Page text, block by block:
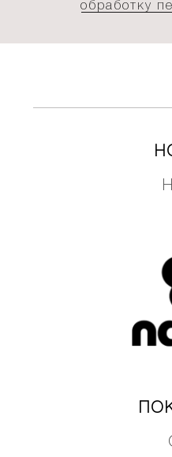
обработку